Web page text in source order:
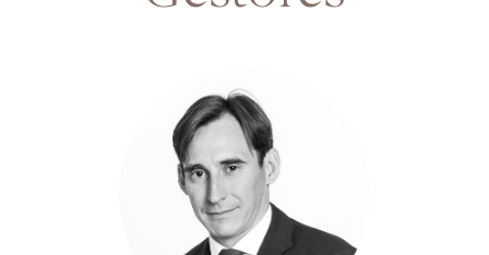
Licenciado en DerechoUniversidad Complutense
Máster BolsaIEB (Instituto de Estudios Bursátiles)